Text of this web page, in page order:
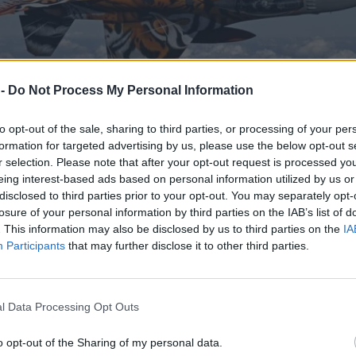
Do Not Process My Personal Information
opt-out of the sale, sharing to third parties, or processing of your
for targeted advertising by us, please use the below opt-out
selection. Please note that after your opt-out request is processed
interest-based ads based on personal information utilized by us
to third parties prior to your opt-out. You may separately
of your personal information by third parties on the IAB’s list of
This information may also be disclosed by us to third parties on the
Participants that may further disclose it to other third parties.
Data Processing Opt Outs
opt-out of the Sharing of my personal data.
Meet 2024»: Οι «τίγρεις» από την 335
τους ουρανούς της Γερμανίας [pics]
17:12